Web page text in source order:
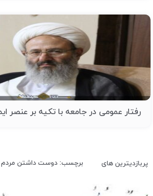
رفتار عمومی در جامعه با تکیه بر عنصر
پربازدیترین های برچسب: دوست داشتن مردم